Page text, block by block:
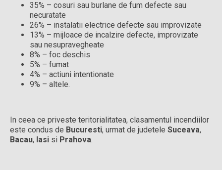
35% – cosuri sau burlane de fum defecte sau
necuratate
26% – instalatii electrice defecte sau improvizate
13% – mijloace de incalzire defecte, improvizate
sau nesupravegheate
8% – foc deschis
5% – fumat
4% – actiuni intentionate
9% – altele.
In ceea ce priveste teritorialitatea, clasamentul incendiilor
este condus de Bucuresti, urmat de judetele Suceava,
Bacau, Iasi si Prahova.